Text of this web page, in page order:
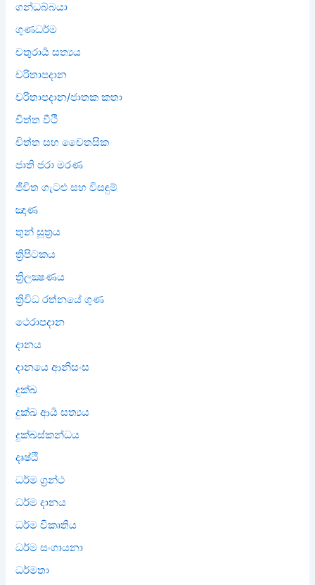
ගන්ධබ්බයා
ගුණධර්ම
චතුරාර්‍ය සත්‍යය
චරිතාපදාන
චරිතාපදාන/ජාතක කතා
චිත්ත වීථි
චිත්ත සහ චෛතසික
ජාති ජරා මරණ
ජීවිත ගැටළු සහ විසඳුම්
ඤාණ
තුන් සූත්‍රය
ත්‍රිපිටකය
ත්‍රිලක්‍ෂණය
ත්‍රිවිධ රත්නයේ ගුණ
ථෙරාපදාන
දානය
දානයෙ ආනිසංස
දුක්ඛ
දුක්ඛ ආර්‍ය සත්‍යය
දුක්ඛස්කන්ධය
දෘෂ්ඨි
ධර්ම ග්‍රන්ථ
ධර්ම දානය
ධර්ම විකෘතිය
ධර්ම සංගායනා
ධර්මතා